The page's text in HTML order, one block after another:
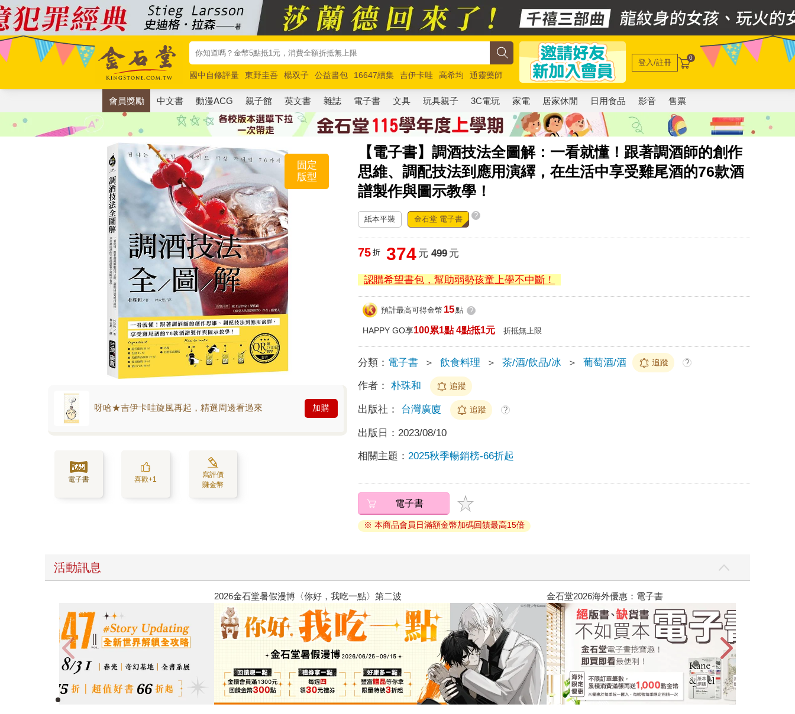
國中自修評量 東野圭吾 楊双子 公益書包 16647續集 吉伊卡哇 高希均
通靈藥師
唯紅花綻放
奧德賽 路邊攤新作 馬斯克 玩具總動員5 超慢跑
登入/註冊 0
會員獎勵 中文書 動漫ACG 親子館 英文書 雜誌 電子書 文具 玩具親子 3C電玩 家電 居家休閒 日用食品 影音 售票
【電子書】調酒技法全圖解：一看就懂！跟著調酒師的創作
思維、調配技法到應用演繹，在生活中享受雞尾酒的76款酒
譜製作與圖示教學！
固定
版型
呀哈★吉伊卡哇旋風再起，精選周邊看過來 加購
電子書 喜歡+1
寫評價
賺金幣
紙本平裝 金石堂 電子書 ?
75 折 374 元 499元
認購希望書包，幫助弱勢孩童上學不中斷！
預計最高可得金幣 15點 ?
HAPPY GO享100累1點 4點抵1元 折抵無上限
分類： 電子書 ＞ 飲食料理 ＞ 茶/酒/飲品/冰 ＞ 葡萄酒/酒 追蹤 ?
作者： 朴珠和 追蹤
出版社： 台灣廣廈 追蹤 ?
出版日： 2023/08/10
相關主題： 2025秋季暢銷榜-66折起
電子書
※ 本商品會員日滿額金幣加碼回饋最高15倍
活動訊息
2026金石堂暑假漫博〈你好，我吃一點〉第二波